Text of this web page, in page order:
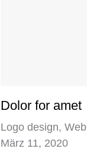
Dolor for amet
Logo design,
März 11, 2020